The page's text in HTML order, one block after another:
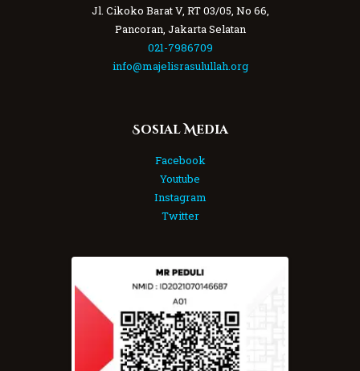
Jl. Cikoko Barat V, RT 03/05, No 66,
Pancoran, Jakarta Selatan
021-7986709
info@majelisrasulullah.org
Sosial Media
Facebook
Youtube
Instagram
Twitter